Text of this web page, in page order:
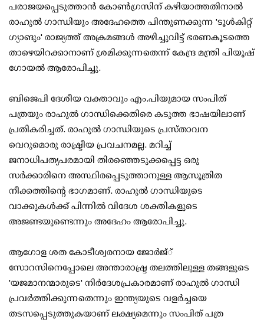
പരാജയപ്പെടുത്താന്‍ കോണ്‍ഗ്രസിന് കഴിയാത്തതിനാല്‍
രാഹുല്‍ ഗാന്ധിയും അദേഹത്തെ പിന്തുണക്കുന്ന 'ടൂള്‍കിറ്റ്
ഗ്യാങും' രാജ്യത്ത് അക്രമങ്ങള്‍ അഴിച്ചുവിട്ട് ഭരണകൂടത്തെ
താഴെയിറക്കാനാണ് ശ്രമിക്കുന്നതെന്ന് കേന്ദ്ര മന്ത്രി പിയൂഷ്
ഗോയല്‍ ആരോപിച്ചു.
ബിജെപി ദേശീയ വക്താവും എം.പിയുമായ സംപിത്
പത്രയും രാഹുല്‍ ഗാന്ധിക്കെതിരെ കടുത്ത ഭാഷയിലാണ്
പ്രതികരിച്ചത്. രാഹുല്‍ ഗാന്ധിയുടെ പ്രസ്താവന
വെറുമൊരു രാഷ്ട്രീയ പ്രവചനമല്ല. മറിച്ച്
ജനാധിപത്യപരമായി തിരഞ്ഞെടുക്കപ്പെട്ട ഒരു
സര്‍ക്കാരിനെ അസ്ഥിരപ്പെടുത്താനുള്ള ആസൂത്രിത
നീക്കത്തിന്റെ ഭാഗമാണ്. രാഹുല്‍ ഗാന്ധിയുടെ
വാക്കുകള്‍ക്ക് പിന്നില്‍ വിദേശ ശക്തികളുടെ
അജണ്ടയുണ്ടെന്നും അദേഹം ആരോപിച്ചു.
ആഗോള ശത കോടീശ്വരനായ ജോര്‍ജ്്
സോറസിനെപ്പോലെ അന്താരാഷ്ട്ര തലത്തിലുള്ള തങ്ങളുടെ
'യജമാനന്മാരുടെ' നിര്‍ദേശപ്രകാരമാണ് രാഹുല്‍ ഗാന്ധി
പ്രവര്‍ത്തിക്കുന്നതെന്നും ഇന്ത്യയുടെ വളര്‍ച്ചയെ
തടസപ്പെടുത്തുകയാണ് ലക്ഷ്യമെന്നും സംപിത് പത്ര